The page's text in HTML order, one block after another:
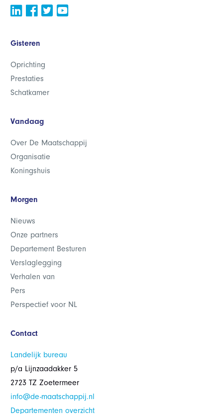
Gisteren
Oprichting
Prestaties
Schatkamer
Vandaag
Over De Maatschappij
Organisatie
Koningshuis
Morgen
Nieuws
Onze partners
Departement Besturen
Verslaglegging
Verhalen van
Pers
Perspectief voor NL
Contact
Landelijk bureau
p/a Lijnzaadakker 5
2723 TZ Zoetermeer
info@de-maatschappij.nl
Departementen overzicht